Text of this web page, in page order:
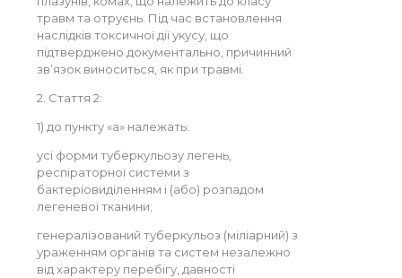
травм та отруєнь. Під час встановлення
наслідків токсичної дії укусу, що
підтверджено документально, причинний
зв’язок виноситься, як при травмі.
2. Стаття 2:
1) до пункту «а» належать:
усі форми туберкульозу легень,
респіраторної системи з
бактеріовиділенням і (або) розпадом
легеневої тканини;
генералізований туберкульоз (міліарний) з
ураженням органів та систем незалежно
від характеру перебігу, давності